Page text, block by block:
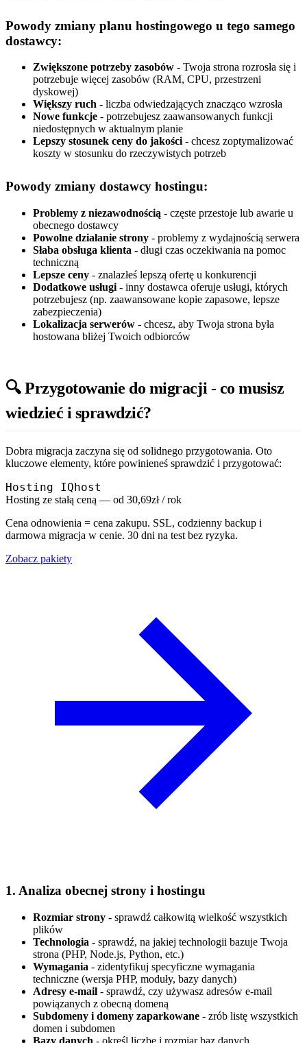
Powody zmiany planu hostingowego u tego samego
dostawcy:
Zwiększone potrzeby zasobów - Twoja strona rozrosła się i
potrzebuje więcej zasobów (RAM, CPU, przestrzeni
dyskowej)
Większy ruch - liczba odwiedzających znacząco wzrosła
Nowe funkcje - potrzebujesz zaawansowanych funkcji
niedostępnych w aktualnym planie
Lepszy stosunek ceny do jakości - chcesz zoptymalizować
koszty w stosunku do rzeczywistych potrzeb
Powody zmiany dostawcy hostingu:
Problemy z niezawodnością - częste przestoje lub awarie u
obecnego dostawcy
Powolne działanie strony - problemy z wydajnością serwera
Słaba obsługa klienta - długi czas oczekiwania na pomoc
techniczną
Lepsze ceny - znalazłeś lepszą ofertę u konkurencji
Dodatkowe usługi - inny dostawca oferuje usługi, których
potrzebujesz (np. zaawansowane kopie zapasowe, lepsze
zabezpieczenia)
Lokalizacja serwerów - chcesz, aby Twoja strona była
hostowana bliżej Twoich odbiorców
🔍 Przygotowanie do migracji - co musisz
wiedzieć i sprawdzić?
Dobra migracja zaczyna się od solidnego przygotowania. Oto
kluczowe elementy, które powinieneś sprawdzić i przygotować:
Hosting IQhost
Hosting ze stałą ceną — od 30,69zł / rok
Cena odnowienia = cena zakupu. SSL, codzienny backup i
darmowa migracja w cenie. 30 dni na test bez ryzyka.
Zobacz pakiety
1. Analiza obecnej strony i hostingu
Rozmiar strony - sprawdź całkowitą wielkość wszystkich
plików
Technologia - sprawdź, na jakiej technologii bazuje Twoja
strona (PHP, Node.js, Python, etc.)
Wymagania - zidentyfikuj specyficzne wymagania
techniczne (wersja PHP, moduły, bazy danych)
Adresy e-mail - sprawdź, czy używasz adresów e-mail
powiązanych z obecną domeną
Subdomeny i domeny zaparkowane - zrób listę wszystkich
domen i subdomen
Bazy danych - określ liczbę i rozmiar baz danych